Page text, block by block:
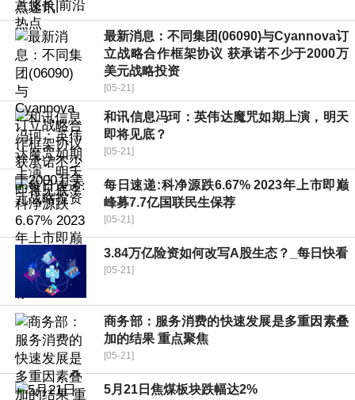
最新消息：不同集团(06090)与Cyannova订
立战略合作框架协议 获承诺不少于2000万
美元战略投资
[05-21]
和讯信息冯珂：英伟达魔咒如期上演，明天
即将见底？
[05-21]
每日速递:科净源跌6.67% 2023年上市即巅
峰募7.7亿国联民生保荐
[05-21]
3.84万亿险资如何改写A股生态？_每日快看
[05-21]
商务部：服务消费的快速发展是多重因素叠
加的结果 重点聚焦
[05-21]
5月21日焦煤板块跌幅达2%